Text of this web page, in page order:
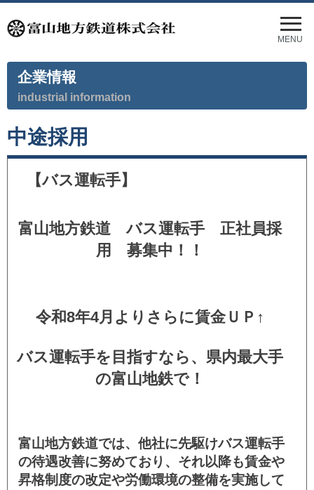
メ
ニ
ュ
ー
MENU
企業情報
industrial information
中途採用
【バス運転手】
富山地方鉄道 バス運転手 正社員採
用 募集中！！
令和8年4月よりさらに賃金ＵＰ↑
バス運転手を目指すなら、県内最大手
の富山地鉄で！
富山地方鉄道では、他社に先駆けバス運転手
の待遇改善に努めており、それ以降も賃金や
昇格制度の改定や労働環境の整備を実施して